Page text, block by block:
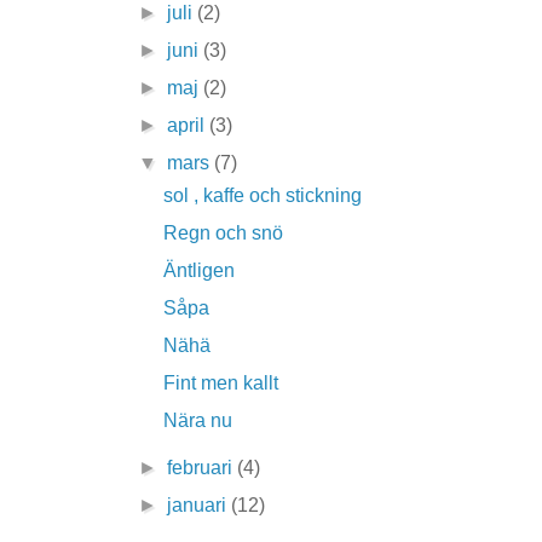
► juli (2)
► juni (3)
► maj (2)
►april (3)
▼ mars (7)
sol , kaffe och stickning
Regn och snö
Äntligen
Såpa
Nähä
Fint men kallt
Nära nu
►februari (4)
► januari (12)